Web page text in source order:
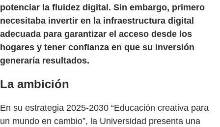
potenciar la fluidez digital. Sin embargo, primero
necesitaba invertir en la infraestructura digital
adecuada para garantizar el acceso desde los
hogares y tener confianza en que su inversión
generaría resultados.
La ambición
En su estrategia 2025-2030 “Educación creativa para
un mundo en cambio”, la Universidad presenta una